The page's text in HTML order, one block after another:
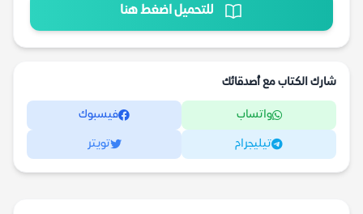
للتحميل اضغط هنا
شارك الكتاب مع أصدقائك
واتساب فيسبوك
تيليجرام تويتر